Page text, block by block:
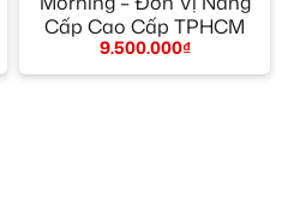
Cấp Cao Cấp TPHCM
9.500.000₫